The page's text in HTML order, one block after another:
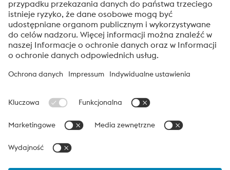
Prześlij
Weryfikacja antybotowa
Kliknij, aby rozpocząć weryfikację
FriendlyCaptcha ⇗
voestalpine High Performance Metals Polska jest spółką
voestalpine. Dywizja skupia się na produktach dedykowanych
liderem w stalach narzędzowych i specjalnych.